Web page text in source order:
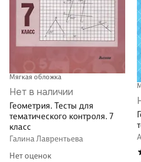
Мягкая обложка
Нет в наличии
Геометрия. Тесты для
тематического контроля. 7
класс
Галина Лаврентьева
Нет оценок